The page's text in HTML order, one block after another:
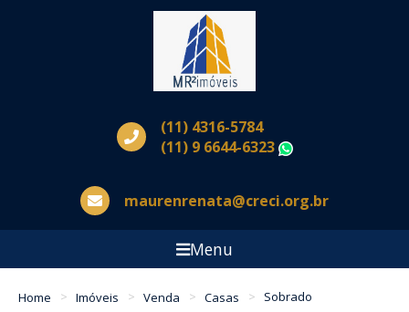
(11) 4316-5784
(11) 9 6644-6323
maurenrenata@creci.org.br
Menu
Home Imóveis Venda Casas Sobrado